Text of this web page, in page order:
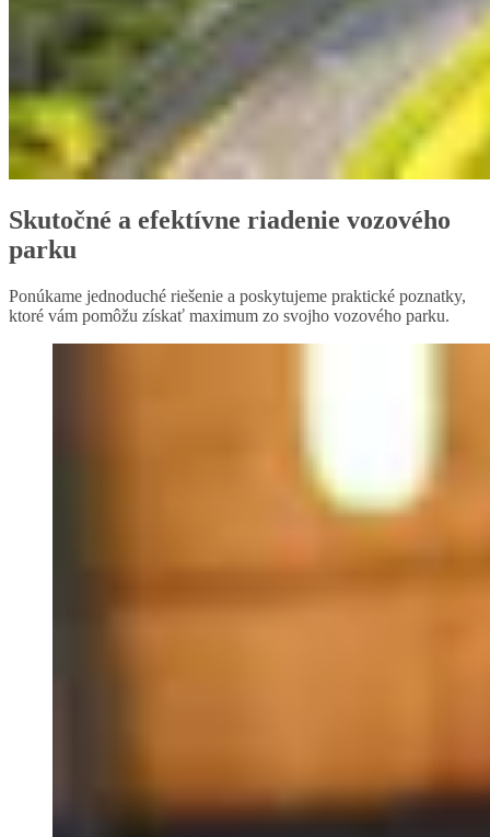
Skutočné a efektívne riadenie vozového
parku
Ponúkame jednoduché riešenie a poskytujeme praktické poznatky,
ktoré vám pomôžu získať maximum zo svojho vozového parku.